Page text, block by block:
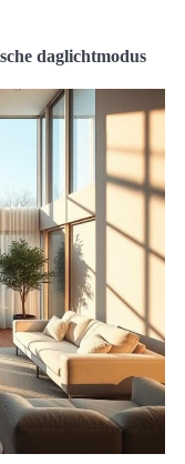
daglichtmodus